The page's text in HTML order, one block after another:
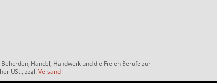
Handel, Handwerk und die Freien Berufe zur
USt., zzgl.Versand